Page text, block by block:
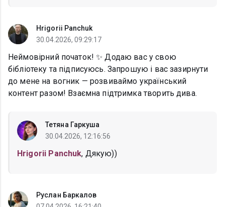
Hrigorii Panchuk
30.04.2026, 09:29:17
Неймовірний початок! ✨ Додаю вас у свою
бібліотеку та підписуюсь. Запрошую і вас зазирнути
до мене на вогник — розвиваймо український
контент разом! Взаємна підтримка творить дива.
Тетяна Гаркуша
30.04.2026, 12:16:56
Hrigorii Panchuk, Дякую))
Руслан Баркалов